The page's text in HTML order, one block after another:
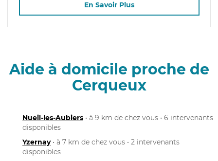
En Savoir Plus
Aide à domicile proche de
Cerqueux
Nueil-les-Aubiers • à 9 km de chez vous • 6 intervenants
disponibles
Yzernay• à 7 km de chez vous • 2 intervenants
disponibles